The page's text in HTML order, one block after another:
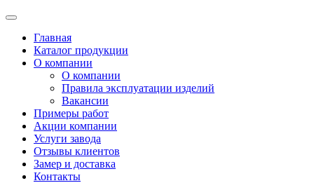
Главная
Каталог продукции
О компании
О компании
Правила эксплуатации изделий
Вакансии
Примеры работ
Акции компании
Услуги завода
Отзывы клиентов
Замер и доставка
Контакты